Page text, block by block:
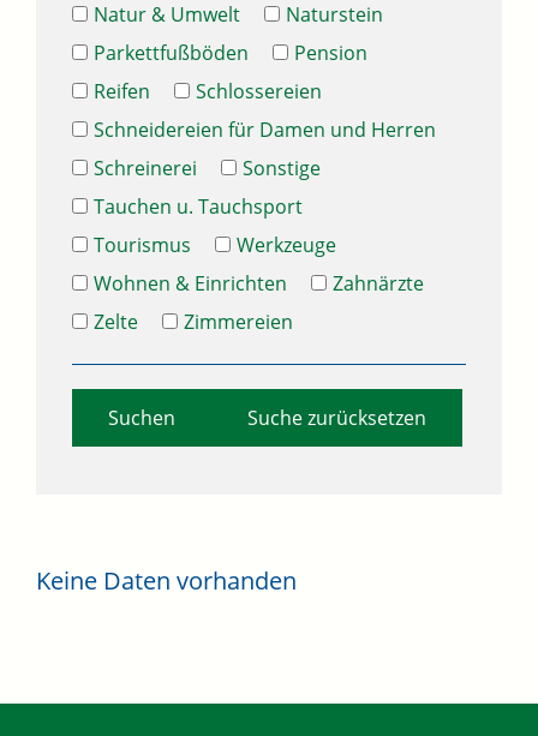
Natur & Umwelt
Naturstein
Parkettfußböden
Pension
Reifen
Schlossereien
Schneidereien für Damen und Herren
Schreinerei
Sonstige
Tauchen u. Tauchsport
Tourismus
Werkzeuge
Wohnen & Einrichten
Zahnärzte
Zelte
Zimmereien
Suche zurücksetzen
Keine Daten vorhanden